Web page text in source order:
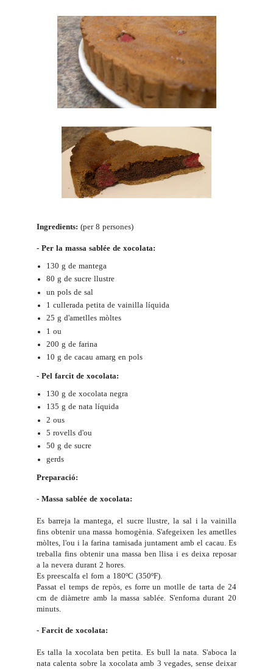
Ingredients: (per 8 persones)
- Per la massa sablée de xocolata:
130 g de mantega
80 g de sucre llustre
un pols de sal
1 cullerada petita de vainilla líquida
25 g d'ametlles mòltes
1 ou
200 g de farina
10 g de cacau amarg en pols
- Pel farcit de xocolata:
130 g de xocolata negra
135 g de nata líquida
2 ous
5 rovells d'ou
50 g de sucre
gerds
Preparació:
- Massa sablée de xocolata:
Es barreja la mantega, el sucre llustre, la sal i la vainilla
fins obtenir una massa homogènia. S'afegeixen les ametlles
mòltes, l'ou i la farina tamisada juntament amb el cacau. Es
treballa fins obtenir una massa ben llisa i es deixa reposar
a la nevera durant 2 hores.
Es preescalfa el forn a 180ºC (350ºF).
Passat el temps de repòs, es forre un motlle de tarta de 24
cm de diàmetre amb la massa sablée. S'enforna durant 20
minuts.
- Farcit de xocolata:
Es talla la xocolata ben petita. Es bull la nata. S'aboca la
nata calenta sobre la xocolata amb 3 vegades, sense deixar